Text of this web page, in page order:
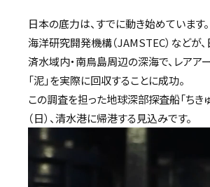
日本の底力は、すでに動き始めています。
海洋研究開発機構（JAMSTEC）などが
済水域内・南鳥島周辺の深海で、レアア
「泥」を実際に回収することに成功。
この調査を担った地球深部探査船「ちき
（日）、清水港に帰港する見込みです。